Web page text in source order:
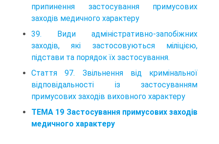
припинення застосування примусових
заходів медичного характеру
39. Види адміністративно-запобіжних
заходів, які застосовуються міліцією,
підстави та порядок їх застосування.
Стаття 97. Звільнення від кримінальної
відповідальності із застосуванням
примусових заходів виховного характеру
ТЕМА 19 Застосування примусових заходів
медичного характеру